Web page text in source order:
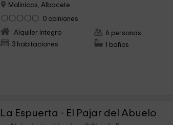
Molinicos, Albacete
0 opiniones
Alquiler íntegro
3 habitaciones
6 personas
1 baños
La Espuerta - El Pajar del Abuelo